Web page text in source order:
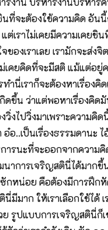
นที่จะต้องใช้ความคิด อัน
ต่เราไม่เคยมีความเคยชิ
ของเราเลย เรามักจะส่ง
เคยคิดที่จะมีสติ แม้แต่อยู่
ำนี่เราก็จะต้องหาเรื่อง
ดขึ้น ว่าแต่พอหาเรื่องคิด
งไปวิ่งมาเพราะความคิ
อ..เป็นเรื่องธรรมดานะ ไ
ารนะที่จะออกจากความ
าการเจริญสตินี่ได้มากขึ้น
กหน่อย คือต้องมีการฝึก
มาก ให้เราเลือกใช้ได้ เ
รูปแบบการเจริญสตินี่ก็เ